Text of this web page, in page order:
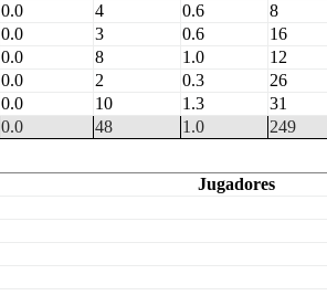
0.0 4 0.6 8
0.0 3 0.6 16
0.0 8 1.0 12
0.0 2 0.3 26
0.0 10 1.3 31
0.0 48 1.0 249
Jugadores